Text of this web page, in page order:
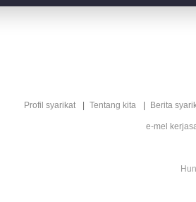
Profil syarikat Tentang kita Berita
e-mel